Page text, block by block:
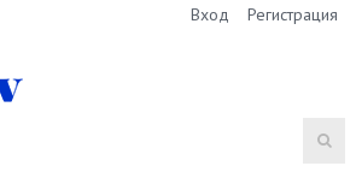
Вход Регистрация